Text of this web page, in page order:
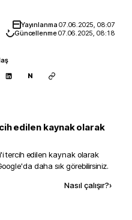
Yayınlanma07.06.2025, 08:07
Güncellenme07.06.2025, 08:18
N
edilen kaynak olarak
'i tercih edilen kaynak olarak
daha sık görebilirsiniz.
Nasıl çalışır?›